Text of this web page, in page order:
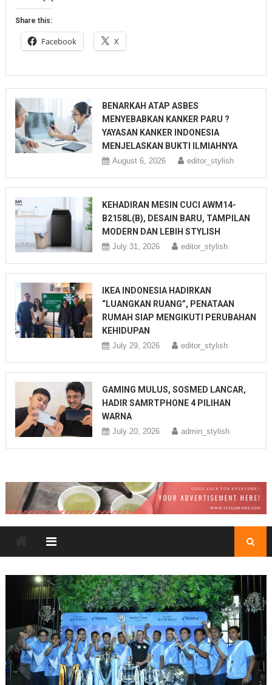
Share this:
Facebook X
BENARKAH ATAP ASBES
MENYEBABKAN KANKER PARU ?
YAYASAN KANKER INDONESIA
MENJELASKAN BUKTI ILMIAHNYA
August 6, 2026 editor_stylish
KEHADIRAN MESIN CUCI AWM14-
B2158L(B), DESAIN BARU, TAMPILAN
MODERN DAN LEBIH STYLISH
July 31, 2026 editor_stylish
IKEA INDONESIA HADIRKAN
“LUANGKAN RUANG”, PENATAAN
RUMAH SIAP MENGIKUTI PERUBAHAN
KEHIDUPAN
July 29, 2026 editor_stylish
GAMING MULUS, SOSMED LANCAR,
HADIR SAMRTPHONE 4 PILIHAN
WARNA
July 20, 2026 admin_stylish